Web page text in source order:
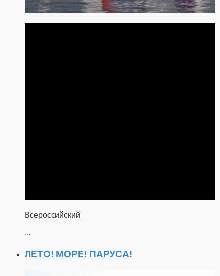
Всероссийский
...
ЛЕТО! МОРЕ! ПАРУСА!